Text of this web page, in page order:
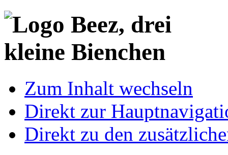
Zum Inhalt wechseln
Direkt zur
Direkt zu den